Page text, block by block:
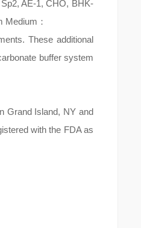
AE-1, CHO, BHK-
：
These additional
buffer system
Grand Island, NY and
with the FDA as